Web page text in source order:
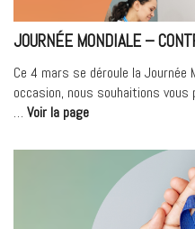
JOURNÉE MONDIALE –
Ce 4 mars se déroule la Journée
occasion, nous souhaitions
… Voir la page« JOURNÉE
–
l’obésité »